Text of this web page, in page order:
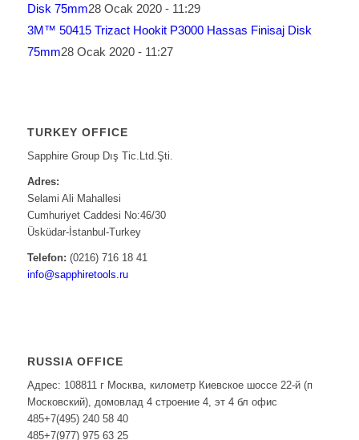
Disk 75mm28 Ocak 2020 - 11:29
3M™ 50415 Trizact Hookit P3000 Hassas Finisaj Disk
75mm28 Ocak 2020 - 11:27
TURKEY OFFICE
Sapphire Group Dış Tic.Ltd.Şti.
Adres:
Selami Ali Mahallesi
Cumhuriyet Caddesi No:46/30
Üsküdar-İstanbul-Turkey
Telefon: (0216) 716 18 41
info@sapphiretools.ru
RUSSIA OFFICE
Адрес: 108811 г Москва, километр Киевское шоссе 22-й (п
Московский), домовлад 4 строение 4, эт 4 бл офис
485+7(495) 240 58 40
485+7(977) 975 63 25